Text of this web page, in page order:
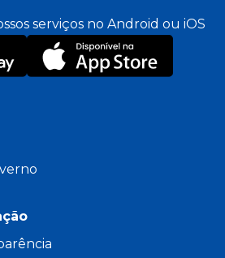
serviços no Android ou iOS